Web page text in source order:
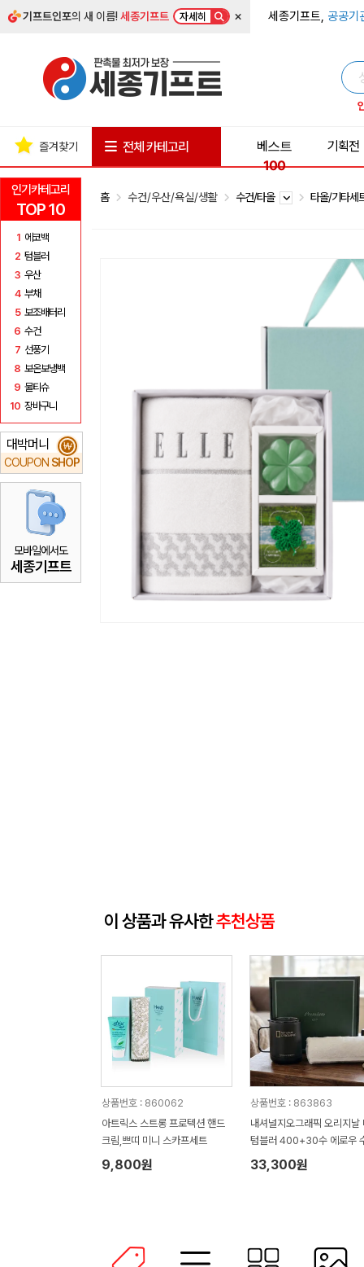
기프트인포의 새 이름!세종기프트 자세히 × 세종기프트, 공공기
인기카테고리
TOP 10
1 에코백
2 텀블러
3 우산
4 부채
5 보조배터리
6 수건
7 선풍기
8 보온보냉백
9 물티슈
10 장바구니
대박머니
COUPON SHOP
₩
모바일에서도
세종기프트
즐겨찾기 전체 카테고리
베스트
100
기획전
홈 수건/우산/욕실/생활 수건/타올 타올/기타
이 상품과 유사한추천상품
상품번호 : 860062
아트릭스 스트롱 프로텍션 핸드
크림,쁘띠 미니 스카프세트
9,800원
상품번호 : 863863
내셔널지오그래픽 오리지날
텀블러 400+30수 에로우
타올 텀블러세트 NL08
33,300원